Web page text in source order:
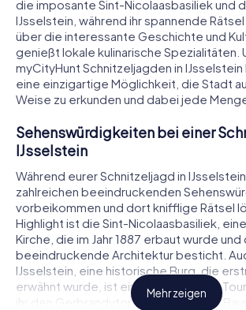
die imposante Sint-Nicolaasbasiliek und
IJsselstein, während ihr spannende
über die interessante Geschichte und
genießt lokale kulinarische Spezialitäten.
myCityHunt Schnitzeljagden in
eine einzigartige Möglichkeit, die Stadt
Weise zu erkunden und dabei jede
Sehenswürdigkeiten bei einer
IJsselstein
Während eurer Schnitzeljagd in
zahlreichen beeindruckenden
vorbeikommen und dort knifflige Rätsel
Highlight ist die Sint-Nicolaasbasiliek,
Kirche, die im Jahr 1887 erbaut wurde und
beeindruckende Architektur besticht.
IJsselstein, eine historische Burg, die
erwähnt wurde, ist ein Muss auf eurer
ihr den Gerbrandytoren, das höchste
Mehr zeigen